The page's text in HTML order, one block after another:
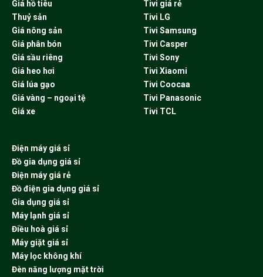
Giá hồ tiêu
Thuỷ sản
Giá nông sản
Giá phân bón
Giá sầu riêng
Giá heo hơi
Giá lúa gạo
Giá vàng – ngoại tệ
Giá xe
Tivi giá rẻ
Tivi LG
Tivi Samsung
Tivi Casper
Tivi Sony
Tivi Xiaomi
Tivi Coocaa
Tivi Panasonic
Tivi TCL
Điện máy giá sỉ
Đồ gia dụng giá sỉ
Điện máy giá rẻ
Đồ điện gia dụng giá sỉ
Gia dụng giá sỉ
Máy lạnh giá sỉ
Điều hoà giá sỉ
Máy giặt giá sỉ
Máy lọc không khí
Đèn năng lượng mặt trời